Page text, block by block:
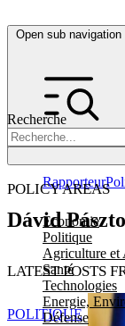
Open sub navigation
Recherche
POLICY AREAS
Economie
Politique
Agriculture et
Santé
Technologies
Energie,
Défense
Rapporteur
Dávid
LATEST POSTS
POLITIQUE